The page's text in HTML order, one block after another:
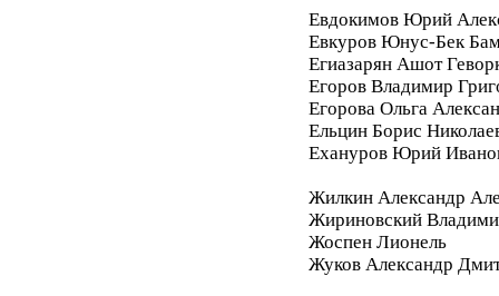
Евдокимов Юрий
Евкуров Юнус-Бек
Егиазарян Ашот
Егоров Владимир
Егорова Ольга
Ельцин Борис
Ехануров Юрий
Жилкин Александр
Жириновский
Жоспен Лионель
Жуков Александр